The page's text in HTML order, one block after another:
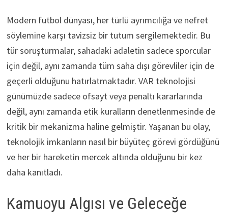
Modern futbol dünyası, her türlü ayrımcılığa ve nefret
söylemine karşı tavizsiz bir tutum sergilemektedir. Bu
tür soruşturmalar, sahadaki adaletin sadece sporcular
için değil, aynı zamanda tüm saha dışı görevliler için de
geçerli olduğunu hatırlatmaktadır. VAR teknolojisi
günümüzde sadece ofsayt veya penaltı kararlarında
değil, aynı zamanda etik kuralların denetlenmesinde de
kritik bir mekanizma haline gelmiştir. Yaşanan bu olay,
teknolojik imkanların nasıl bir büyüteç görevi gördüğünü
ve her bir hareketin mercek altında olduğunu bir kez
daha kanıtladı.
Kamuoyu Algısı ve Geleceğe